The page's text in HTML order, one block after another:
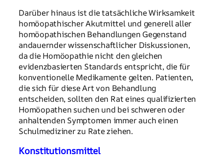
Darüber hinaus ist die tatsächliche Wirksamkeit
homöopathischer Akutmittel und generell aller
homöopathischen Behandlungen Gegenstand
andauernder wissenschaftlicher Diskussionen,
da die Homöopathie nicht den gleichen
evidenzbasierten Standards entspricht, die für
konventionelle Medikamente gelten. Patienten,
die sich für diese Art von Behandlung
entscheiden, sollten den Rat eines qualifizierten
Homöopathen suchen und bei schweren oder
anhaltenden Symptomen immer auch einen
Schulmediziner zu Rate ziehen.
Konstitutionsmittel